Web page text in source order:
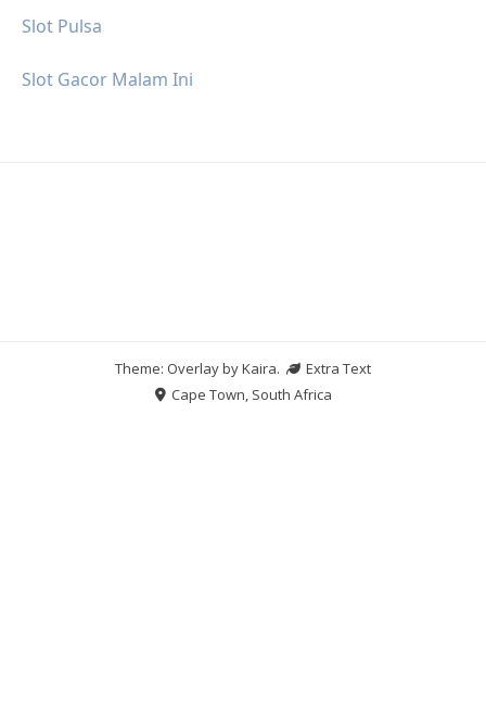
Slot Pulsa
Slot Gacor Malam Ini
Theme: Overlay byKaira.
Extra Text
Cape Town, South Africa